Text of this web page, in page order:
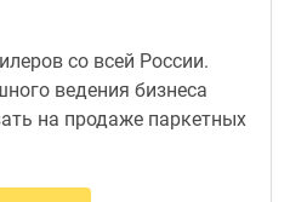
со всей России.
ведения бизнеса
на продаже паркетных